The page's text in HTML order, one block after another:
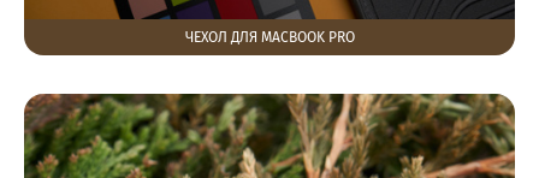
ЧЕХОЛ ДЛЯ MACBOOK PRO